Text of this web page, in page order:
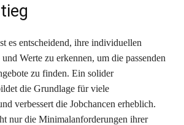
es entscheidend, ihre individuellen
Werte zu erkennen, um die passenden
zu finden. Ein solider
die Grundlage für viele
verbessert die Jobchancen erheblich.
nur die Minimalanforderungen ihrer